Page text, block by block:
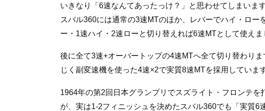
いきなり「6速なんてあったっけ？」と思わせてしまいま
スバル360には通常の3速MTのほか、レバーでハイ・ロー
ー・1速ハイ・2速ローと切り替えれば6速MTとして使えま
後に全て3速+オーバートップの4速MTへ全て切り替わり
じく副変速機を使った4速×2で実質8速MTを採用しています
1964年の第2回日本グランプリでスズライト・フロンテ
が、実は1-2フィニッシュを決めたスバル360でも「実質6